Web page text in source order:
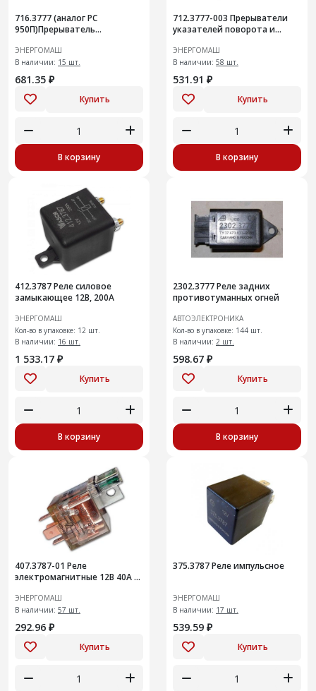
716.3777 (аналог РС
950П)Прерыватель
аварийной сигнализации
ЭНЕРГОМАШ
В наличии: 15 шт.
681.35 ₽
Купить
В корзину
712.3777-003 Прерыватели
указателей поворота и
ЭНЕРГОМАШ
В наличии: 58 шт.
531.91 ₽
Купить
В корзину
412.3787 Реле силовое
замыкающее 12В, 200А
ЭНЕРГОМАШ
Кол-во в упаковке: 12 шт.
В наличии: 16 шт.
1 533.17 ₽
Купить
В корзину
2302.3777 Реле задних
противотуманных огней
АВТОЭЛЕКТРОНИКА
Кол-во в упаковке: 144 шт.
В наличии: 2 шт.
598.67 ₽
Купить
В корзину
407.3787-01 Реле
электромагнитные 12В 40А 5-
предохранителем и
светодиодом
ЭНЕРГОМАШ
В наличии: 57 шт.
292.96 ₽
Купить
375.3787 Реле импульсное
ЭНЕРГОМАШ
В наличии: 17 шт.
539.59 ₽
Купить